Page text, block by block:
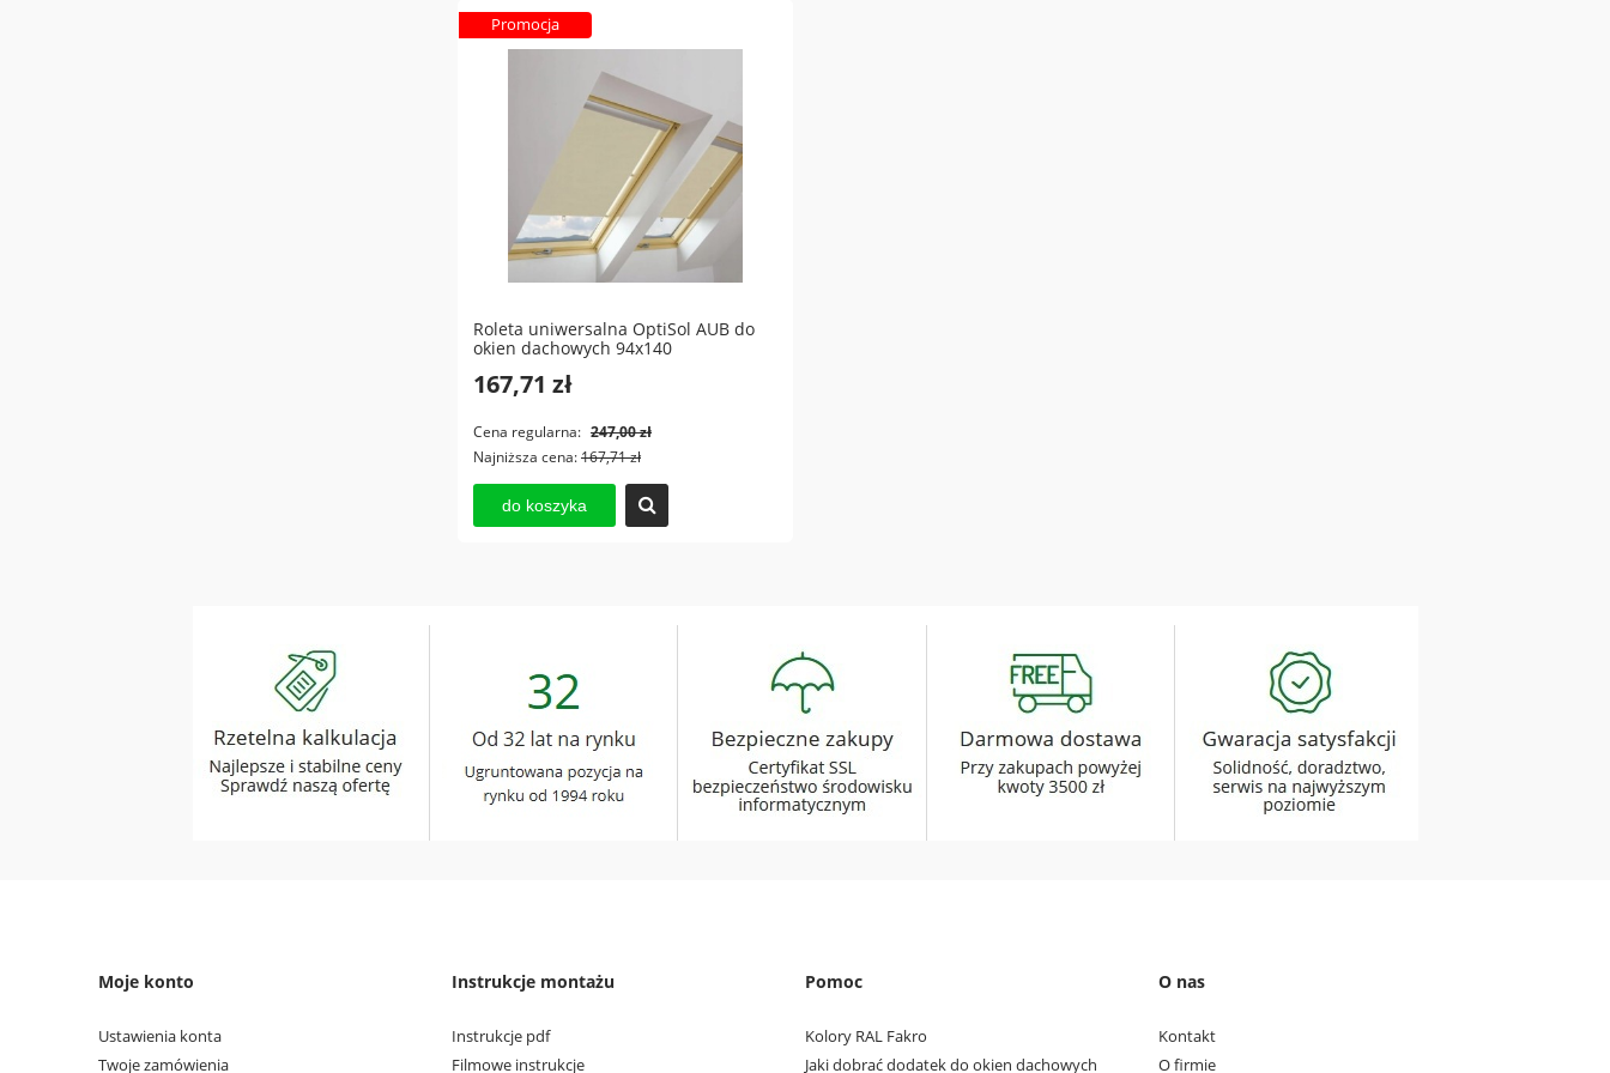
Roleta uniwersalna OptiSol AUB do
okien dachowych 94x140
167,71 zł
Cena regularna: 247,00 zł
Najniższa cena:167,71 zł
do koszyka
Promocja
Moje konto
Ustawienia konta
Twoje zamówienia
Instrukcje montażu
Instrukcje pdf
Filmowe instrukcje
Pomoc
Kolory RAL Fakro
Jaki dobrać dodatek do okien dachowych
O nas
Kontakt
O firmie